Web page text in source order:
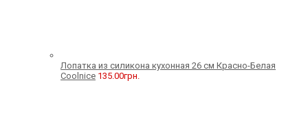
Лопатка из силикона кухонная 26 см Красно-Белая
Coolnice 135.00грн.